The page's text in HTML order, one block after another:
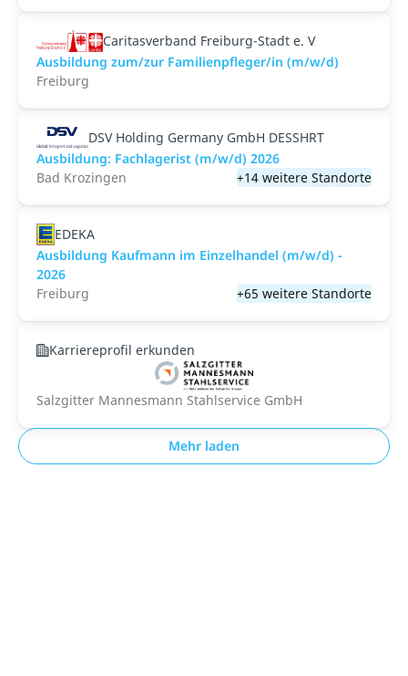
Caritasverband Freiburg-Stadt e. V
Ausbildung zum/zur Familienpfleger/in (m/w/d)
Freiburg
DSV Holding Germany GmbH DESSHRT
Ausbildung: Fachlagerist (m/w/d) 2026
Bad Krozingen
+14 weitere Standorte
EDEKA
Ausbildung Kaufmann im Einzelhandel (m/w/d) -
2026
Freiburg
+65 weitere Standorte
Karriereprofil erkunden
Salzgitter Mannesmann Stahlservice GmbH
Mehr laden